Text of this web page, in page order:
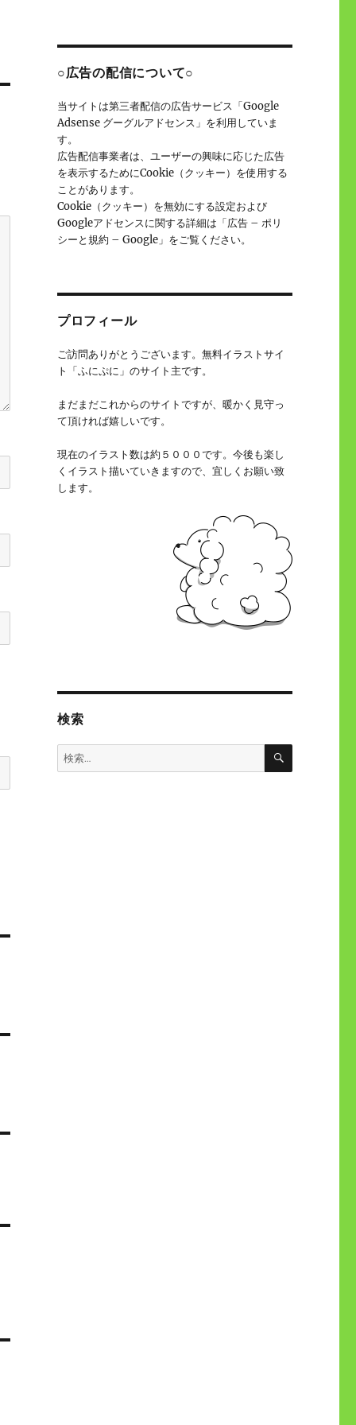
○広告の配信について○
当サイトは第三者配信の広告サービス「Google
Adsense グーグルアドセンス」を利用していま
す。
広告配信事業者は、ユーザーの興味に応じた広告
を表示するためにCookie（クッキー）を使用する
ことがあります。
Cookie（クッキー）を無効にする設定および
Googleアドセンスに関する詳細は「広告 – ポリ
シーと規約 – Google」をご覧ください。
プロフィール
ご訪問ありがとうございます。無料イラストサイ
ト「ふにぷに」のサイト主です。
まだまだこれからのサイトですが、暖かく見守っ
て頂ければ嬉しいです。
現在のイラスト数は約５０００です。今後も楽し
くイラスト描いていきますので、宜しくお願い致
します。
検索
検
索:
検